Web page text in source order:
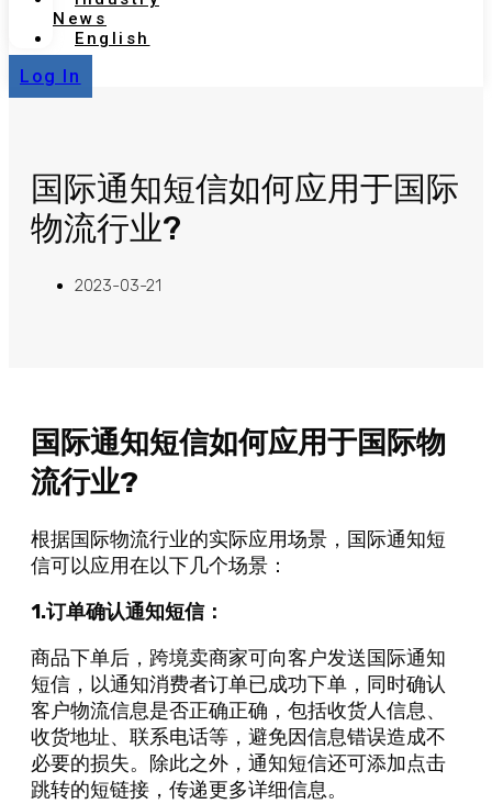
News
English
Log In
国际通知短信如何应用于国际
物流行业?
2023-03-21
国际通知短信如何应用于国际物
流行业?
根据国际物流行业的实际应用场景，国际通知短
信可以应用在以下几个场景：
1.订单确认通知短信：
商品下单后，跨境卖商家可向客户发送国际通知
短信，以通知消费者订单已成功下单，同时确认
客户物流信息是否正确正确，包括收货人信息、
收货地址、联系电话等，避免因信息错误造成不
必要的损失。除此之外，通知短信还可添加点击
跳转的短链接，传递更多详细信息。